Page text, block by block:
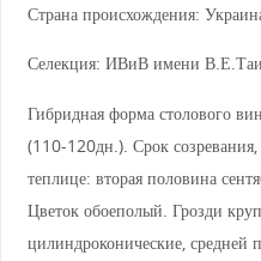
Страна происхождения:
Селекция: ИВиВ имени
Гибридная форма столового
(110-120дн.). Срок
теплице: вторая половина
Цветок обоеполый. Грозди
цилиндроконические, средней